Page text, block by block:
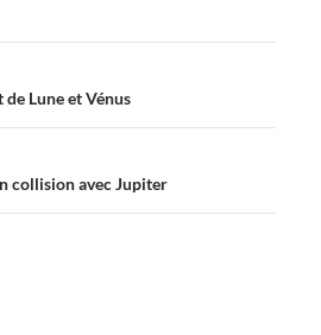
Lune et Vénus
collision avec Jupiter